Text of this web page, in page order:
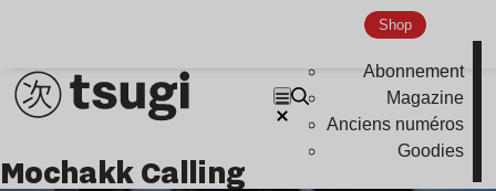
Shop
Abonnement
Magazine
Anciens numéros
Goodies
Mochakk Calling